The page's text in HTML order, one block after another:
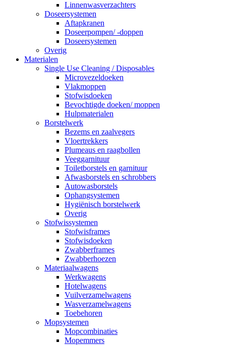
Linnenwasverzachters
Doseersystemen
Aftapkranen
Doseerpompen/ -doppen
Doseersystemen
Overig
Materialen
Single Use Cleaning / Disposables
Microvezeldoeken
Vlakmoppen
Stofwisdoeken
Bevochtigde doeken/ moppen
Hulpmaterialen
Borstelwerk
Bezems en zaalvegers
Vloertrekkers
Plumeaus en raagbollen
Veeggarnituur
Toiletborstels en garnituur
Afwasborstels en schrobbers
Autowasborstels
Ophangsystemen
Hygiënisch borstelwerk
Overig
Stofwissystemen
Stofwisframes
Stofwisdoeken
Zwabberframes
Zwabberhoezen
Materiaalwagens
Werkwagens
Hotelwagens
Vuilverzamelwagens
Wasverzamelwagens
Toebehoren
Mopsystemen
Mopcombinaties
Mopemmers